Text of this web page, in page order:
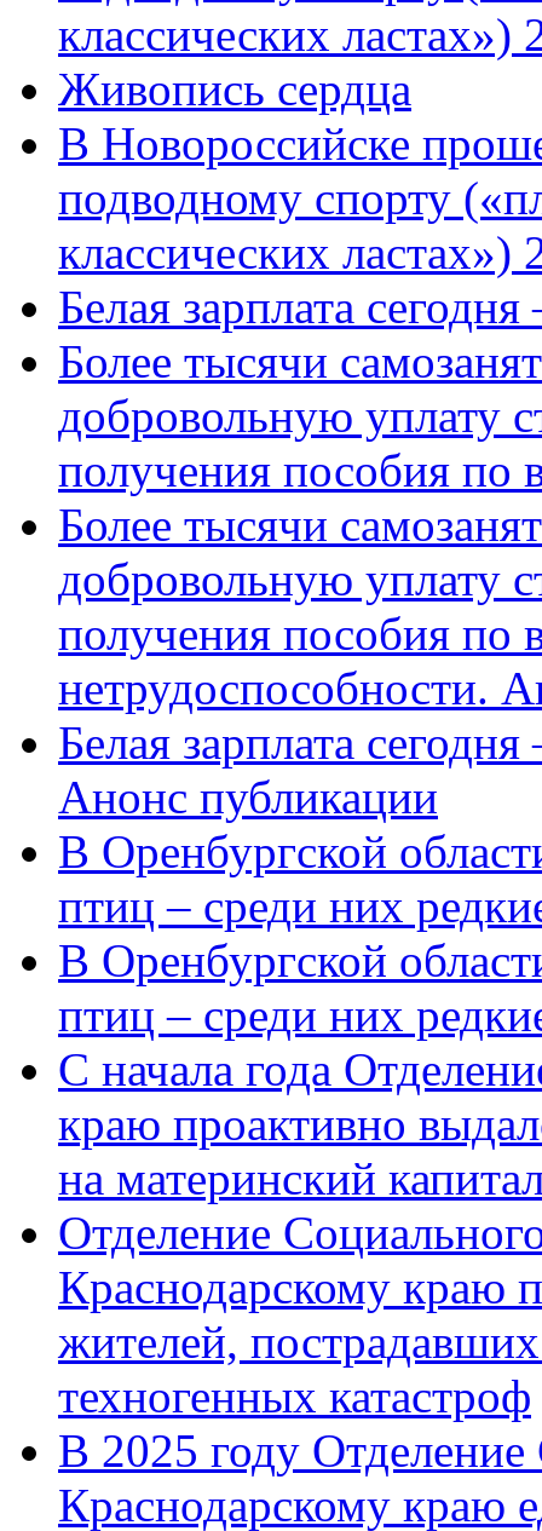
классических
Живопись сердца
В Новороссийске
подводному спорту
классических ластах»)
Белая зарплата
Более тысячи
добровольную уплату
получения пособия по
Более тысячи
добровольную уплату
получения пособия по
нетрудоспособности.
Белая зарплата
Анонс публикации
В Оренбургской
птиц – среди них
В Оренбургской
птиц – среди них
С начала года
краю проактивно
на материнский
Отделение
Краснодарскому краю
жителей,
техногенных катастроф
В 2025 году
Краснодарскому краю